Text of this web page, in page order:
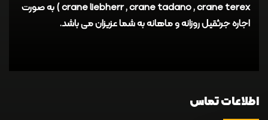
crane liebherr , crane tadano , crane terex ) به صورت
اجاره جرثقیل روزانه و ماهانه به شما عزیزان می باشد.
اطلاعات تماس